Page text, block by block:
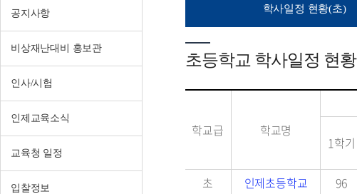
공지사항
비상재난대비 홍보관
인사/시험
인제교육소식
교육청 일정
입찰정보
사
일
학사일정 현황(초)
초등학교 학사일정 현황
학교급 학교명
1학기
초
인제초등학교 96